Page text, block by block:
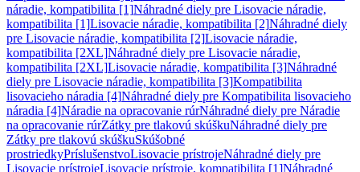
náradie, kompatibilita [1]Náhradné diely pre Lisovacie náradie,
kompatibilita [1]Lisovacie náradie, kompatibilita [2]Náhradné diely
pre Lisovacie náradie, kompatibilita [2]Lisovacie náradie,
kompatibilita [2XL]Náhradné diely pre Lisovacie náradie,
kompatibilita [2XL]Lisovacie náradie, kompatibilita [3]Náhradné
diely pre Lisovacie náradie, kompatibilita [3]Kompatibilita
lisovacieho náradia [4]Náhradné diely pre Kompatibilita lisovacieho
náradia [4]Náradie na opracovanie rúrNáhradné diely pre Náradie
na opracovanie rúrZátky pre tlakovú skúškuNáhradné diely pre
Zátky pre tlakovú skúškuSkúšobné
prostriedkyPríslušenstvoLisovacie prístrojeNáhradné diely pre
Lisovacie prístrojeLisovacie prístroje, kompatibilita [1]Náhradné